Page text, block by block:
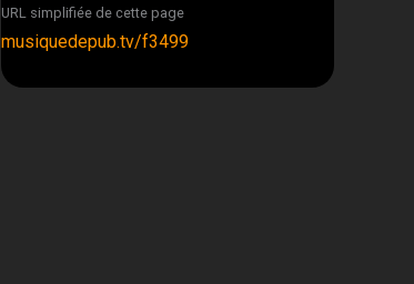
URL simplifiée de cette page
musiquedepub.tv/f3499